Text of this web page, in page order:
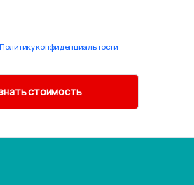
Политику конфиденциальности